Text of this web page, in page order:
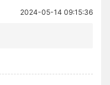
2024-05-14 09:15:36